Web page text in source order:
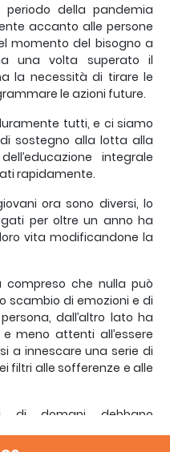
della pandemia
accanto alle persone
momento del bisogno a
una volta superato il
la necessità di tirare le
le azioni future.
tutti, e ci siamo
sostegno alla lotta alla
integrale
rapidamente.
ora sono diversi, lo
per oltre un anno ha
vita modificandone la
che nulla può
scambio di emozioni e di
dall’altro lato ha
meno attenti all’essere
a innescare una serie di
filtri alle sofferenze e alle
domani debbano
i pericoli, ma anche